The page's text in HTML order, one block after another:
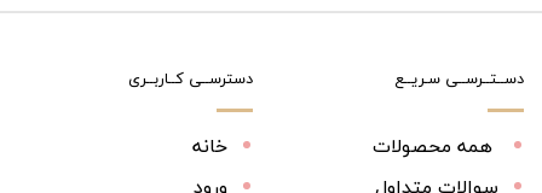
دســتــرســی سـریــع
همه محصولات
دسترســی کــاربــری
خانه